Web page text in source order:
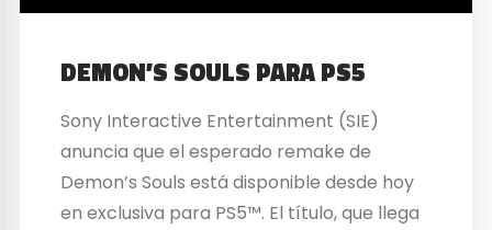
DEMON’S SOULS PARA PS5
Sony Interactive Entertainment (SIE)
anuncia que el esperado remake de
Demon’s Souls está disponible desde hoy
en exclusiva para PS5™. El título, que llega